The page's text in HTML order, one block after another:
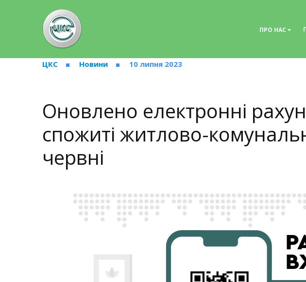
ПРО НАС
ЦКС Новини 10 липня 2023
Оновлено електронні
спожиті житлово-
червні